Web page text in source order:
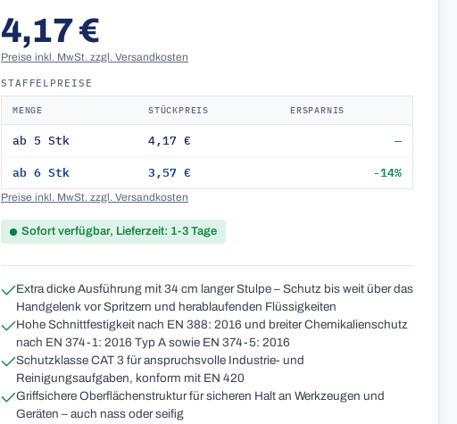
4,17 €
Preise inkl. MwSt. zzgl. Versandkosten
STAFFELPREISE
MENGE STÜCKPREIS ERSPARNIS
ab 5 Stk 4,17 € —
ab 6 Stk 3,57 € -14%
Preise inkl. MwSt. zzgl. Versandkosten
Sofort verfügbar, Lieferzeit: 1-3 Tage
Extra dicke Ausführung mit 34 cm langer Stulpe – Schutz bis weit über das
Handgelenk vor Spritzern und herablaufenden Flüssigkeiten
Hohe Schnittfestigkeit nach EN 388: 2016 und breiter Chemikalienschutz
nach EN 374-1: 2016 Typ A sowie EN 374-5: 2016
Schutzklasse CAT 3 für anspruchsvolle Industrie- und
Reinigungsaufgaben, konform mit EN 420
Griffsichere Oberflächenstruktur für sicheren Halt an Werkzeugen und
Geräten – auch nass oder seifig